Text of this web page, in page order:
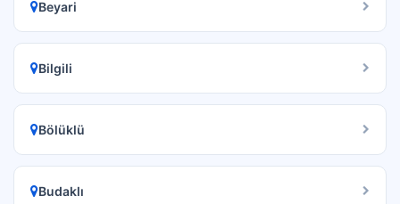
Beyari
Bilgili
Bölüklü
Budaklı